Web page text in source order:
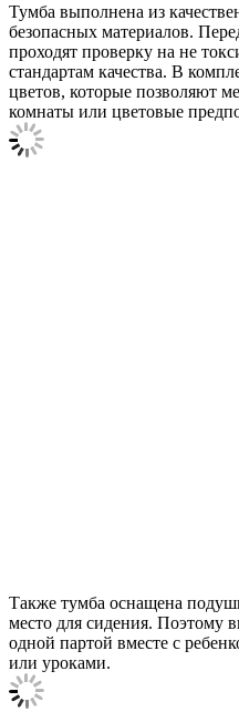
Тумба выполнена из
безопасных материалов.
проходят проверку на не
стандартам качества. В
цветов, которые позволяют
комнаты или цветовые
Также тумба оснащена
место для сидения. Поэтому
одной партой вместе с
или уроками.